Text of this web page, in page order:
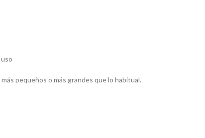
pequeños o más grandes que lo habitual.